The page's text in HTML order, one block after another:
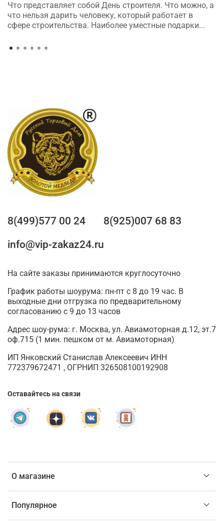
Что представляет собой День строителя. Что можно, а
что нельзя дарить человеку, который работает в
сфере строительства. Наиболее уместные подарки...
О магазине
Популярное
8(499)577 00 24
8(925)007 68 83
info@vip-zakaz24.ru
На сайте заказы принимаются круглосуточно
График работы шоурума: пн-пт с 8 до 19 час. В
выходные дни отгрузка по предварительному
согласованию с 9 до 13 часов
Адрес шоу-рума: г. Москва, ул. Авиамоторная д.12, эт.7
оф.715 (1 мин. пешком от м. Авиамоторная)
ИП Янковский Станислав Алексеевич ИНН
772379672471 , ОГРНИП 326508100192908
Оставайтесь на связи